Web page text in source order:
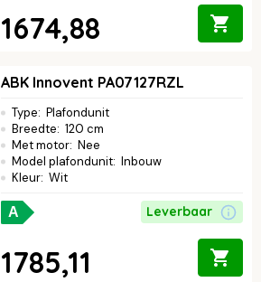
1674,88
ABK Innovent PA07127RZL
Type: Plafondunit
Breedte: 120 cm
Met motor: Nee
Model plafondunit: Inbouw
Kleur: Wit
A Leverbaar
1785,11